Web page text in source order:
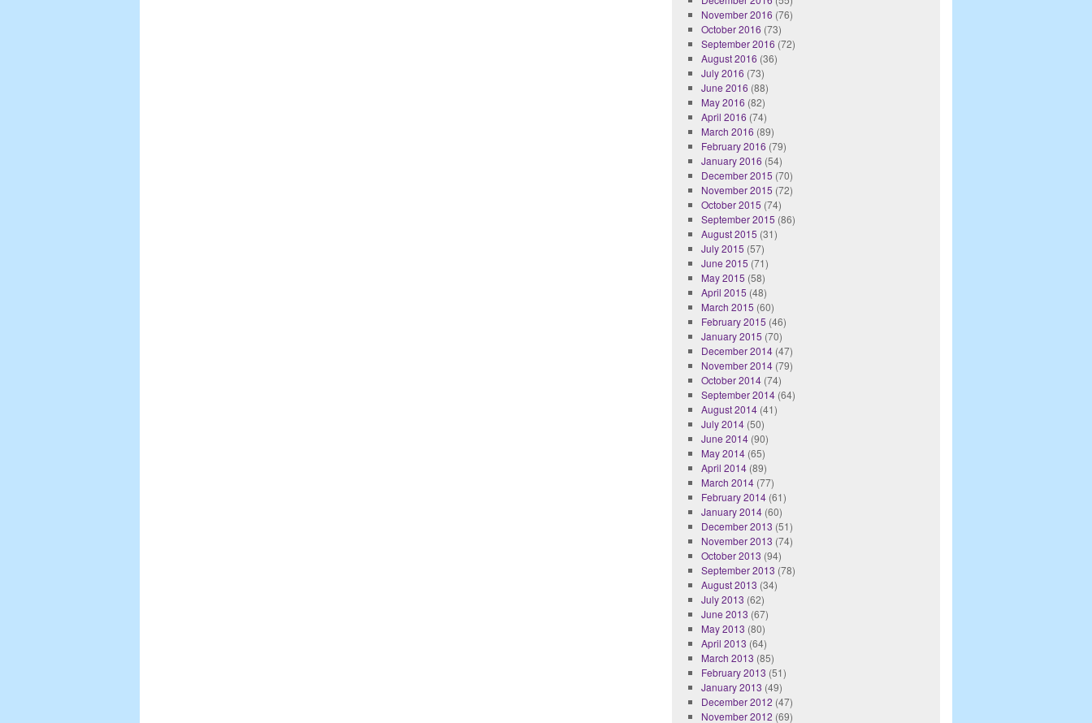
November 2016 (76)
October 2016 (73)
September 2016 (72)
August 2016 (36)
July 2016 (73)
June 2016 (88)
May 2016 (82)
April 2016 (74)
March 2016 (89)
February 2016 (79)
January 2016 (54)
December 2015 (70)
November 2015 (72)
October 2015 (74)
September 2015 (86)
August 2015 (31)
July 2015 (57)
June 2015 (71)
May 2015 (58)
April 2015 (48)
March 2015 (60)
February 2015 (46)
January 2015 (70)
December 2014(47)
November 2014(79)
October 2014(74)
September 2014(64)
August 2014(41)
July 2014(50)
June 2014(90)
May 2014(65)
April 2014(89)
March 2014(77)
February 2014(61)
January 2014(60)
December 2013 (51)
November 2013 (74)
October 2013 (94)
September 2013 (78)
August 2013 (34)
July 2013 (62)
June 2013 (67)
May 2013 (80)
April 2013 (64)
March 2013 (85)
February 2013 (51)
January 2013 (49)
December 2012 (47)
November 2012 (69)